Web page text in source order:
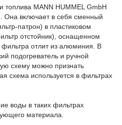
топлива MANN HUMMEL GmbH
Она включает в себя сменный
патрон) в пластиковом
отстойник), оснащенном
отлит из алюминия. В
подогреватель и ручной
схему можно признать
схема используется в фильтрах
воды в таких фильтрах
материала.